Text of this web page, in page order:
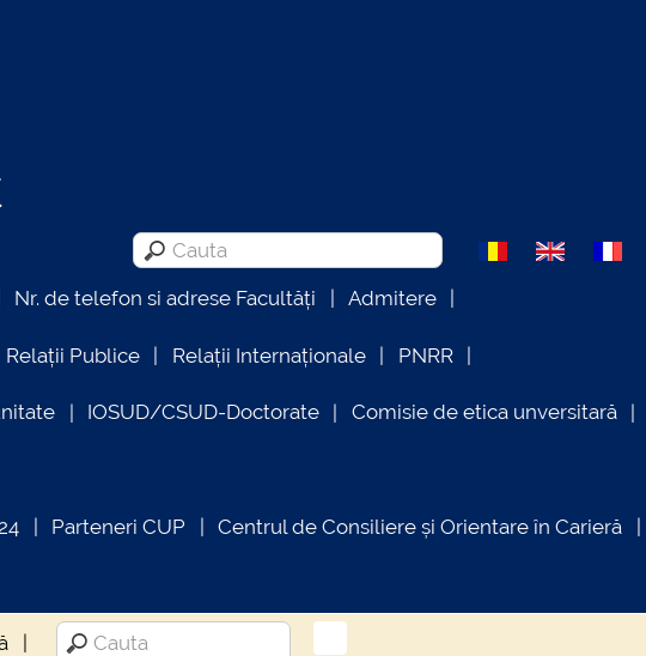
Nr. de telefon si adrese Facultăți Admitere
Relații Publice Relații Internaționale PNRR
IOSUD/CSUD-Doctorate Comisie de etica unversitară
Parteneri CUP Centrul de Consiliere și Orientare în Carieră